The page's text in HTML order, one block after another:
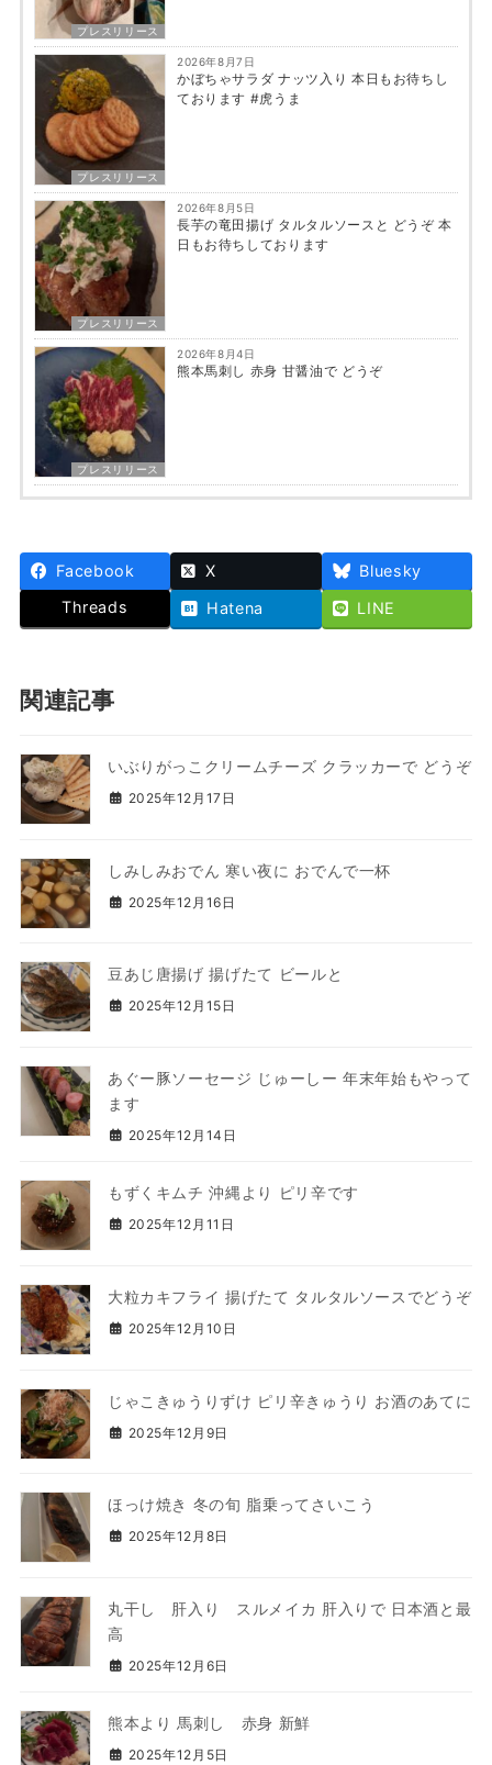
プレスリリース
プレスリリース
2026年8月7日
かぼちゃサラダ ナッツ入り 本日もお待ちし
ております #虎うま
プレスリリース
2026年8月5日
長芋の竜田揚げ タルタルソースと どうぞ 本
日もお待ちしております
プレスリリース
2026年8月4日
熊本馬刺し 赤身 甘醤油で どうぞ
Facebook X
Bluesky
Threads
Hatena LINE
関連記事
いぶりがっこクリームチーズ クラッカーで どうぞ
2025年12月17日
しみしみおでん 寒い夜に おでんで一杯
2025年12月16日
豆あじ唐揚げ 揚げたて ビールと
2025年12月15日
あぐー豚ソーセージ じゅーしー 年末年始もやって
ます
2025年12月14日
もずくキムチ 沖縄より ピリ辛です
2025年12月11日
大粒カキフライ 揚げたて タルタルソースでどうぞ
2025年12月10日
じゃこきゅうりずけ ピリ辛きゅうり お酒のあてに
2025年12月9日
ほっけ焼き 冬の旬 脂乗ってさいこう
2025年12月8日
丸干し 肝入り スルメイカ 肝入りで 日本酒と最
高
2025年12月6日
熊本より 馬刺し 赤身 新鮮
2025年12月5日